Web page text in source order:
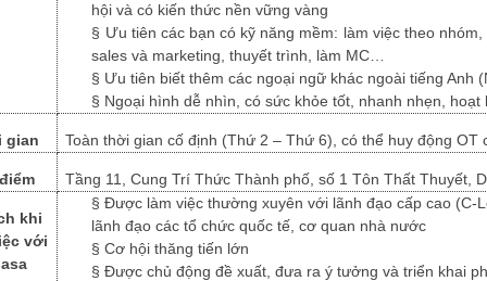
hội và có kiến thức nền vững vàng
§ Ưu tiên các bạn có kỹ năng mềm: làm việc theo
sales và marketing, thuyết trình, làm MC…
§ Ưu tiên biết thêm các ngoại ngữ khác ngoài tiếng Anh
§ Ngoại hình dễ nhìn, có sức khỏe tốt, nhanh nhẹn, hoạt
gian Toàn thời gian cố định (Thứ 2 – Thứ 6), có thể huy động
Tầng 11, Cung Trí Thức Thành phố, số 1 Tôn Thất Thuyết,
khi
với
§ Được làm việc thường xuyên với lãnh đạo cấp cao (C-
lãnh đạo các tổ chức quốc tế, cơ quan nhà nước
§ Cơ hội thăng tiến lớn
§ Được chủ động đề xuất, đưa ra ý tưởng và triển khai